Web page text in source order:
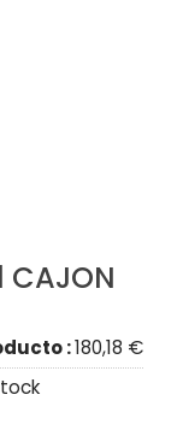
CAJON
:180,18 €